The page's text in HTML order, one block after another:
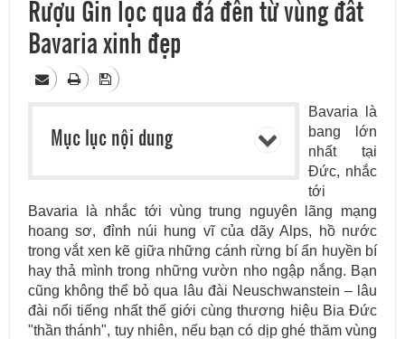
Rượu Gin lọc qua đá đến từ vùng đất
Bavaria xinh đẹp
Mục lục nội dung
Bavaria là
bang lớn
nhất tại
Đức, nhắc
tới
Bavaria là nhắc tới vùng trung nguyên lãng mạng
hoang sơ, đỉnh núi hung vĩ của dãy Alps, hồ nước
trong vắt xen kẽ giữa những cánh rừng bí ẩn huyền bí
hay thả mình trong những vườn nho ngập nắng. Bạn
cũng không thể bỏ qua lâu đài Neuschwanstein – lâu
đài nổi tiếng nhất thế giới cùng thương hiệu Bia Đức
"thần thánh", tuy nhiên, nếu bạn có dịp ghé thăm vùng